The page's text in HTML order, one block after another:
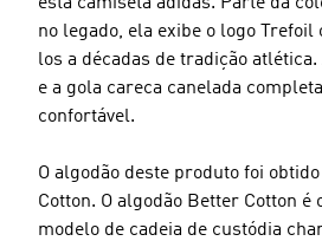
no legado, ela exibe o logo Trefoil
los a décadas de tradição
e a gola careca canelada
confortável.
O algodão deste produto foi
Cotton. O algodão Better Cotton é
modelo de cadeia de custódia